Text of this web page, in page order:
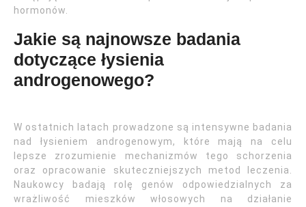
hormonów.
Jakie są najnowsze badania
dotyczące łysienia
androgenowego?
W ostatnich latach prowadzone są intensywne badania
nad łysieniem androgenowym, które mają na celu
lepsze zrozumienie mechanizmów tego schorzenia
oraz opracowanie skuteczniejszych metod leczenia.
Naukowcy badają rolę genów odpowiedzialnych za
wrażliwość mieszków włosowych na działanie